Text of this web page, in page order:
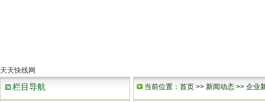
天天快线网
栏目导航 当前位置： 首页 >> 新闻动态 >> 企业